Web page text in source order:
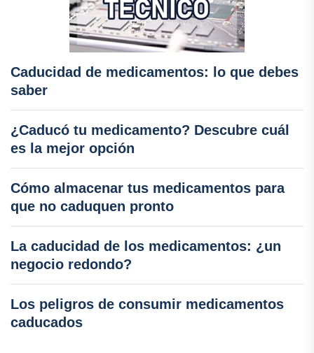
Caducidad de medicamentos: lo que debes
saber
¿Caducó tu medicamento? Descubre cuál
es la mejor opción
Cómo almacenar tus medicamentos para
que no caduquen pronto
La caducidad de los medicamentos: ¿un
negocio redondo?
Los peligros de consumir medicamentos
caducados